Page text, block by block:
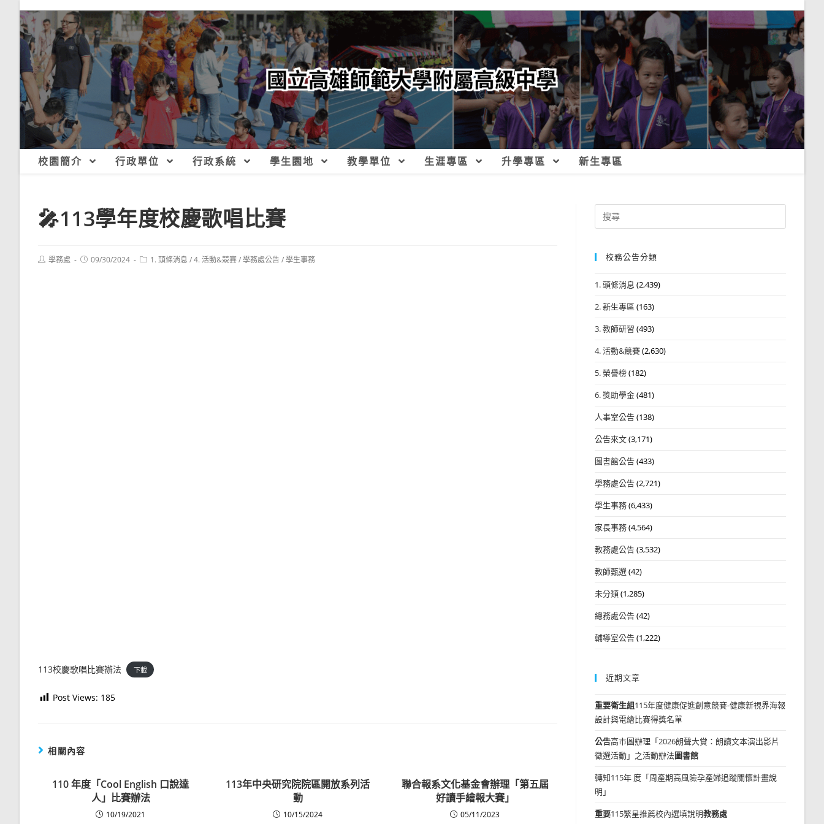
校園簡介 行政單位 行政系統 學生園地 教學單位 生涯專區 升學專區 新生專區
🎤113學年度校慶歌唱比賽
Post學務處
Post09/30/2024
Post1. 頭條消息 /4. 活動&競賽/學務處公告/學生事務
113校慶歌唱比賽辦法 下載
Post Views: 185
相關內容
110 年度「Cool English 口說達
人」比賽辦法
10/19/2021
113年中央研究院院區開放系列活
動
10/15/2024
聯合報系文化基金會辦理「第五屆
好讀手繪報大賽」
05/11/2023
Search
for:
校務公告分類
1. 頭條消息 (2,439)
2. 新生專區 (163)
3. 教師研習 (493)
4. 活動&競賽(2,630)
5. 榮譽榜(182)
6. 獎助學金(481)
人事室公告(138)
公告來文(3,171)
圖書館公告(433)
學務處公告(2,721)
學生事務(6,433)
家長事務(4,564)
教務處公告(3,532)
教師甄選(42)
未分類(1,285)
總務處公告(42)
輔導室公告(1,222)
近期文章
重要衛生組115年度健康促進創意競賽-健康新視界海報
設計與電繪比賽得獎名單
公告高市圖辦理「2026朗聲大賞：朗讀文本演出影片
徵選活動」之活動辦法圖書館
轉知115年 度「周產期高風險孕產婦追蹤關懷計畫說
明」
重要115繁星推薦校內選填說明教務處